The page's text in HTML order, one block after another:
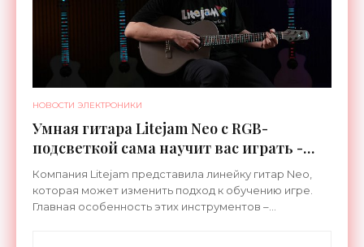
НОВОСТИ ЭЛЕКТРОНИКИ
Умная гитара Litejam Neo с RGB-
подсветкой сама научит вас играть -
«Гаджеты»
Компания Litejam представила линейку гитар Neo,
которая может изменить подход к обучению игре.
Главная особенность этих инструментов –